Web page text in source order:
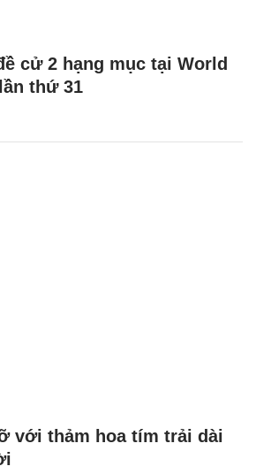
cử 2 hạng mục tại World
thứ 31
với thảm hoa tím trải dài